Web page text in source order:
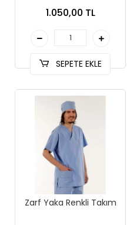
1.050,00 TL
SEPETE EKLE
Zarf Yaka Renkli Takım